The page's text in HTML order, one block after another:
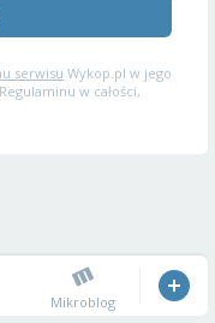
serwisu Wykop.pl w jego
w całości,
Mikroblog